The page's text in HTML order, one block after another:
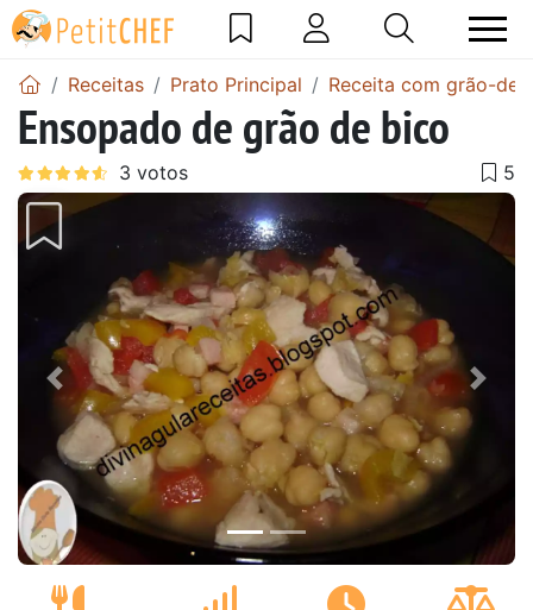
Receitas Prato Principal Receita com grão-de-
Ensopado de grão de bico
Anterior Next